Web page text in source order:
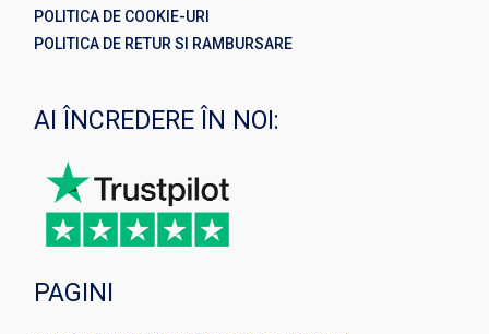
POLITICA DE COOKIE-URI
POLITICA DE RETUR SI RAMBURSARE
AI ÎNCREDERE ÎN NOI:
PAGINI